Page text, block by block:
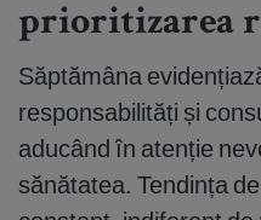
prioritizarea
Săptămâna
responsabilități și
aducând în atenție
sănătatea. Tendința